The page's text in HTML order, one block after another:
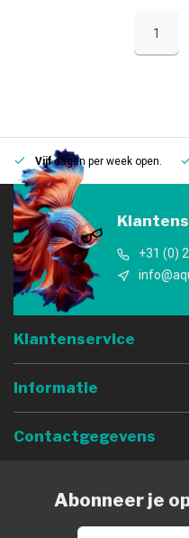
1
Vijfdagen per week open.
+31 (0)
Klantenservice
Informatie
Contactgegevens
Abonneer je